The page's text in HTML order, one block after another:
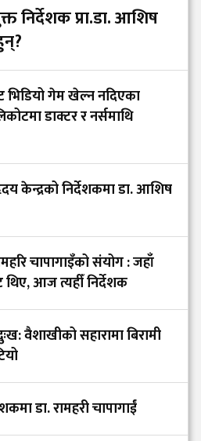
निर्देशक प्रा.डा. आशिष
भिडियो गेम खेल्न नदिएका
डाक्टर र नर्समाथि
केन्द्रको निर्देशकमा डा. आशिष
चापागाइँको संयोग : जहाँ
आज त्यहीँ निर्देशक
वैशाखीको सहारामा बिरामी
डा. रामहरी चापागाईं